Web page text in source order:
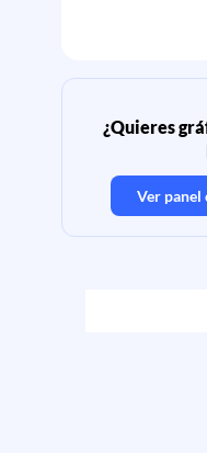
¿Quieres
Ver panel